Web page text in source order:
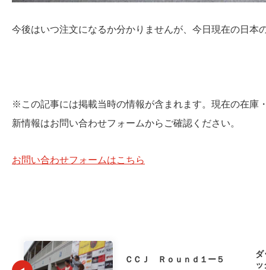
今後はいつ注文になるか分かりませんが、今日現在の日本
※この記事には掲載当時の情報が含まれます。現在の在庫
新情報はお問い合わせフォームからご確認ください。
お問い合わせフォームはこちら
ＣＣＪ Ｒｏｕｎｄ１ー５
ッ